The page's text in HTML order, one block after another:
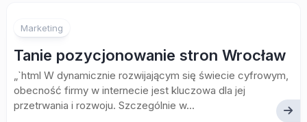
Marketing
Tanie pozycjonowanie stron Wrocław
„`html W dynamicznie rozwijającym się świecie cyfrowym,
obecność firmy w internecie jest kluczowa dla jej
przetrwania i rozwoju. Szczególnie w...